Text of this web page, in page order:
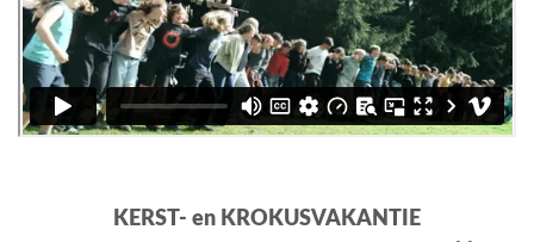
KERST- en KROKUSVAKANTIE